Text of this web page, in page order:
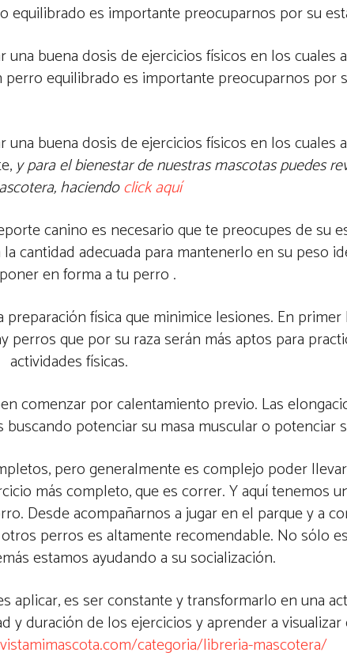
equilibrado es importante preocuparnos por su
buena dosis de ejercicios físicos en los cuales
equilibrado es importante preocuparnos por
buena dosis de ejercicios físicos en los cuales
y para el bienestar de nuestras mascotas puedes
haciendoclick aquí
canino es necesario que te preocupes de su
cantidad adecuada para mantenerlo en su peso
en forma a tu perro .
física que minimice lesiones. En
perros que por su raza serán más aptos para
actividades físicas.
comenzar por calentamiento previo. Las
potenciar su masa muscular o potenciar
pero generalmente es complejo poder
más completo, que es correr. Y aquí tenemos
Desde acompañarnos a jugar en el parque y a
perros es altamente recomendable. No sólo
estamos ayudando a su socialización.
aplicar, es ser constante y transformarlo en una
y duración de los ejercicios y aprender a
categoria/libreria-mascotera/